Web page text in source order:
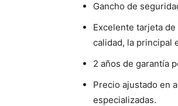
Gancho de
Excelente tarjeta
calidad, la principal
2 años de garantía
Precio ajustado en
especializadas.